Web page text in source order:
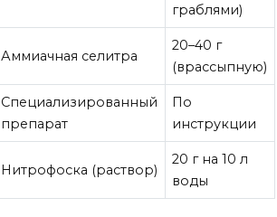
граблями)
Аммиачная селитра
20–40 г
(врассыпную)
Специализированный
препарат
По
инструкции
Нитрофоска (раствор)
20 г на 10 л
воды